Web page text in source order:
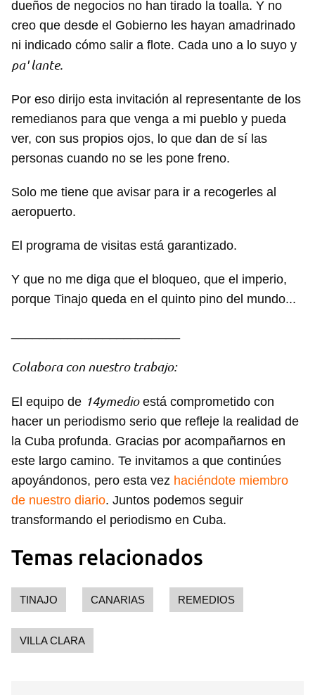
iniciar sesión con tu cuenta de 14ymedio.
dueños de negocios no han tirado la toalla. Y no
creo que desde el Gobierno les hayan amadrinado
ni indicado cómo salir a flote. Cada uno a lo suyo y
pa' lante.
Por eso dirijo esta invitación al representante de los
remedianos para que venga a mi pueblo y pueda
ver, con sus propios ojos, lo que dan de sí las
personas cuando no se les pone freno.
Solo me tiene que avisar para ir a recogerles al
aeropuerto.
El programa de visitas está garantizado.
Y que no me diga que el bloqueo, que el imperio,
porque Tinajo queda en el quinto pino del mundo...
Colabora con nuestro trabajo:
El equipo de 14ymedioestá comprometido con
hacer un periodismo serio que refleje la realidad de
la Cuba profunda. Gracias por acompañarnos en
este largo camino. Te invitamos a que continúes
apoyándonos, pero esta vez haciéndote miembro
de nuestro diario. Juntos podemos seguir
transformando el periodismo en Cuba.
Temas relacionados
TINAJO CANARIAS REMEDIOS
VILLA CLARA